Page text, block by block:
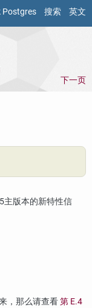
Postgres 搜索 英文
下一页
主版本的新特性信
，那么请查看第 E.4